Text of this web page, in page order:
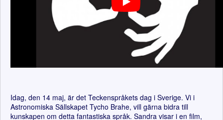
Idag, den 14 maj, är det Teckenspråkets dag i Sverige. Vi i
Astronomiska Sällskapet Tycho Brahe, vill gärna bidra till
kunskapen om detta fantastiska språk. Sandra visar i en film,